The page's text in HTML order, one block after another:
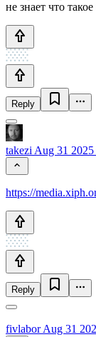
не знает что
Reply
takezi Aug 31 2025
https://
Reply
fivlaborAug 31